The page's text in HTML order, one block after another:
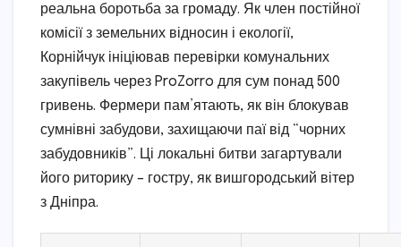
реальна боротьба за громаду. Як член постійної
комісії з земельних відносин і екології,
Корнійчук ініціював перевірки комунальних
закупівель через ProZorro для сум понад 500
гривень. Фермери пам’ятають, як він блокував
сумнівні забудови, захищаючи паї від “чорних
забудовників”. Ці локальні битви загартували
його риторику – гостру, як вишгородський вітер
з Дніпра.